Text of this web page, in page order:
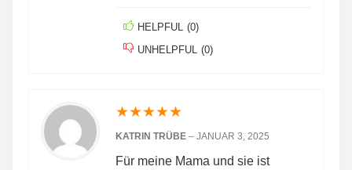
HELPFUL (0)
UNHELPFUL
(0)
★★★★★
KATRIN TRÜBE – JANUAR 3, 2025
Für meine Mama und sie ist